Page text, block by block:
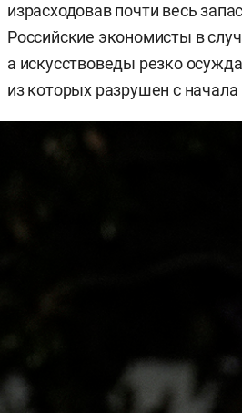
израсходовав почти весь
Российские экономисты в
а искусствоведы резко
из которых разрушен с